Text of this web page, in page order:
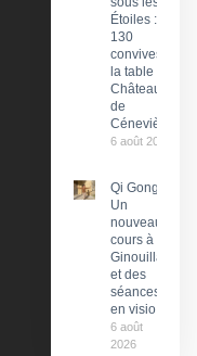
Étoiles :
130
convives à
la table du
Château
de
Cénevières
6 août 2026
Qi Gong :
Un
nouveau
cours à
Ginouillac
et des
séances
en visio
6 août
2026